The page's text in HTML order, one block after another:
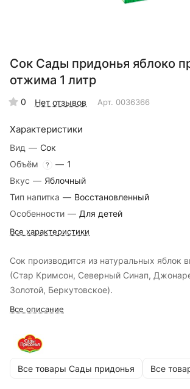
Сок Сады придонья яблоко
отжима 1 литр
0 Нет отзывов Арт. 0036366
Характеристики
Вид — Сок
Объём
? — 1
Вкус — Яблочный
Тип напитка — Восстановленный
Особенности — Для детей
Все характеристики
Сок производится из натуральных яблок
(Стар Кримсон, Северный Синап,
Золотой, Беркутовское).
Все описание
Все товары Сады придонья Все